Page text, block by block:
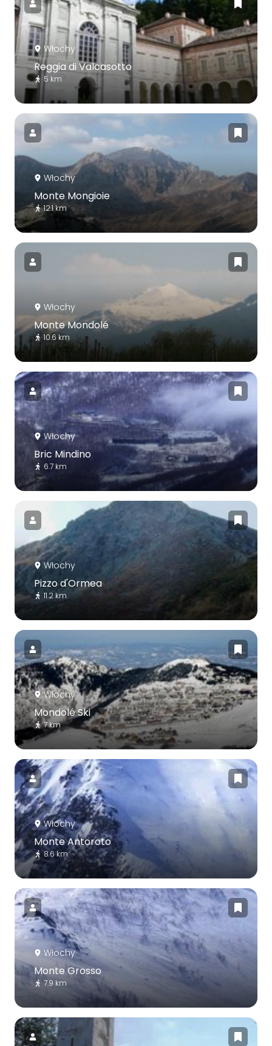
Włochy
Reggia di Valcasotto
5 km
Włochy
Monte Mongioie
12.1 km
Włochy
Monte Mondolé
10.6 km
Włochy
Bric Mindino
6.7 km
Włochy
Pizzo d'Ormea
11.2 km
Włochy
Mondolé Ski
7 km
Włochy
Monte Antoroto
8.6 km
Włochy
Monte Grosso
7.9 km